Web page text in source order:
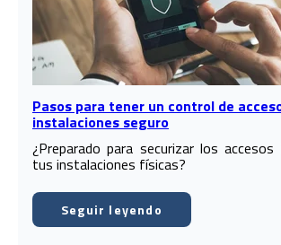
Pasos para tener un control de
instalaciones seguro
¿Preparado para securizar los
tus instalaciones físicas?
Seguir leyendo